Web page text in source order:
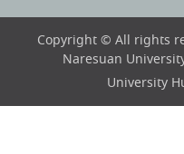
Copyright © All rights
Naresuan
University